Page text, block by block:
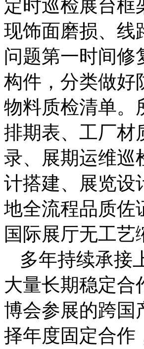
定时巡检展台框
现饰面磨损、线
问题第一时间修
构件，分类做好
物料质检清单。
排期表、工厂材
录、展期运维巡
计搭建、展览设
地全流程品质佐
国际展厅无工
多年持续承接
大量长期稳定合
博会参展的跨国
择年度固定合作